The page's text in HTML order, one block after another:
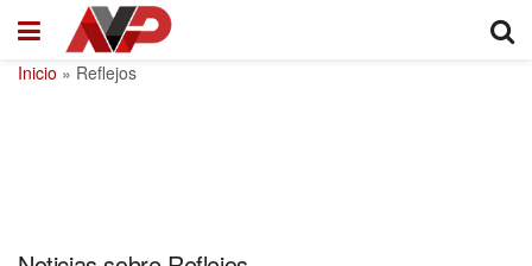
Inicio » Reflejos